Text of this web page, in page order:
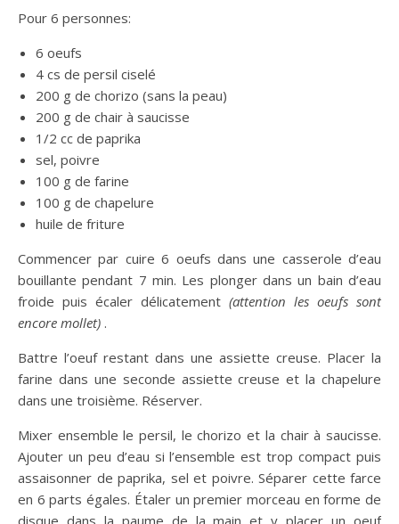
Pour 6 personnes:
6 oeufs
4 cs de persil ciselé
200 g de chorizo (sans la peau)
200 g de chair à saucisse
1/2 cc de paprika
sel, poivre
100 g de farine
100 g de chapelure
huile de friture
Commencer par cuire 6 oeufs dans une casserole d’eau
bouillante pendant 7 min. Les plonger dans un bain d’eau
froide puis écaler délicatement (attention les oeufs sont
encore mollet) .
Battre l’oeuf restant dans une assiette creuse. Placer la
farine dans une seconde assiette creuse et la chapelure
dans une troisième. Réserver.
Mixer ensemble le persil, le chorizo et la chair à saucisse.
Ajouter un peu d’eau si l’ensemble est trop compact puis
assaisonner de paprika, sel et poivre. Séparer cette farce
en 6 parts égales. Étaler un premier morceau en forme de
disque dans la paume de la main et y placer un oeuf